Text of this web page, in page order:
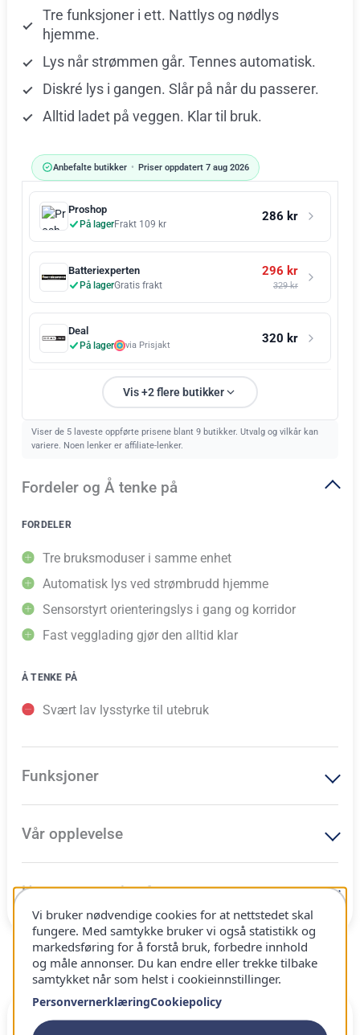
Tre funksjoner i ett. Nattlys og nødlys
hjemme.
Lys når strømmen går. Tennes automatisk.
Diskré lys i gangen. Slår på når du passerer.
Alltid ladet på veggen. Klar til bruk.
Anbefalte butikker • Priser oppdatert 7 aug 2026
Proshop
På lagerFrakt 109 kr
286 kr
Batteriexperten
På lagerGratis frakt
296 kr
329 kr
Deal
På lager via Prisjakt 320 kr
Vis +2 flere butikker
Viser de 5 laveste oppførte prisene blant 9 butikker. Utvalg og vilkår kan
variere. Noen lenker er affiliate-lenker.
Fordeler og Å tenke på
FORDELER
Tre bruksmoduser i samme enhet
Automatisk lys ved strømbrudd hjemme
Sensorstyrt orienteringslys i gang og korridor
Fast vegglading gjør den alltid klar
Å TENKE PÅ
Svært lav lysstyrke til utebruk
Funksjoner
Vår opplevelse
Hvem passer den for
Beste budsjettvalg
83
Vi bruker nødvendige cookies for at nettstedet skal
fungere. Med samtykke bruker vi også statistikk og
markedsføring for å forstå bruk, forbedre innhold
og måle annonser. Du kan endre eller trekke tilbake
samtykket når som helst i cookieinnstillinger.
PersonvernerklæringCookiepolicy